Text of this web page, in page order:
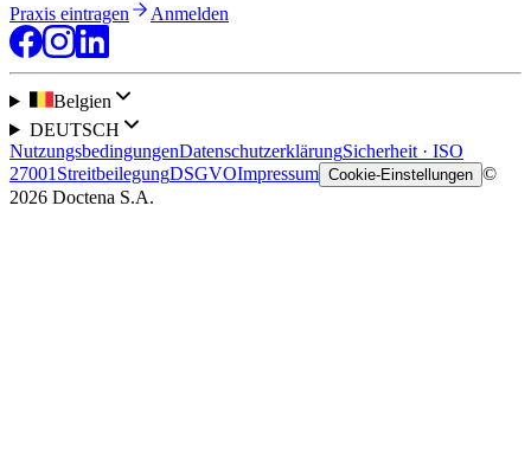
Praxis eintragen Anmelden
Belgien
DEUTSCH
NutzungsbedingungenDatenschutzerklärungSicherheit · ISO
27001 StreitbeilegungDSGVOImpressum Cookie-Einstellungen ©
2026 Doctena S.A.